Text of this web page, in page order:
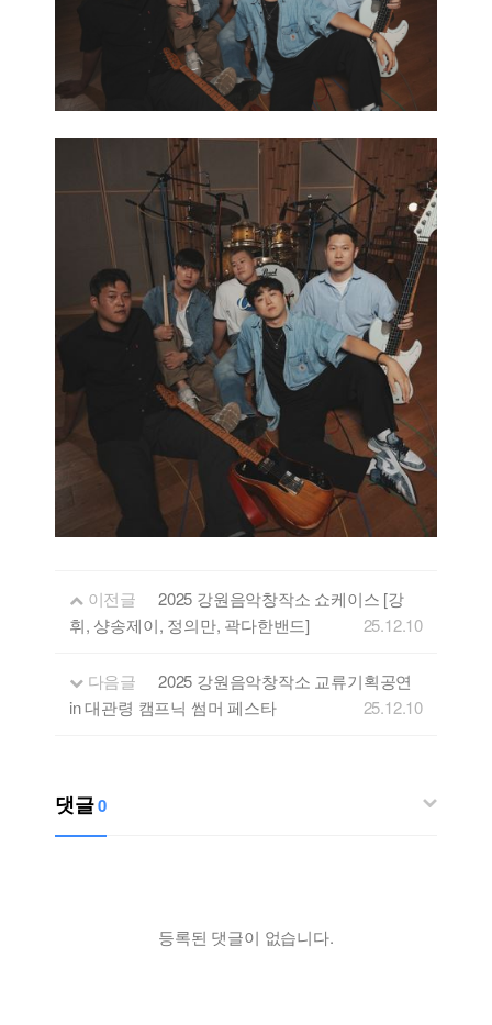
이전글
2025 강원음악창작소 쇼케이스 [강
휘, 샹송제이, 정의만, 곽다한밴드]
25.12.10
다음글
2025 강원음악창작소 교류기획공연
in 대관령 캠프닉 썸머 페스타
25.12.10
댓글0
등록된 댓글이 없습니다.